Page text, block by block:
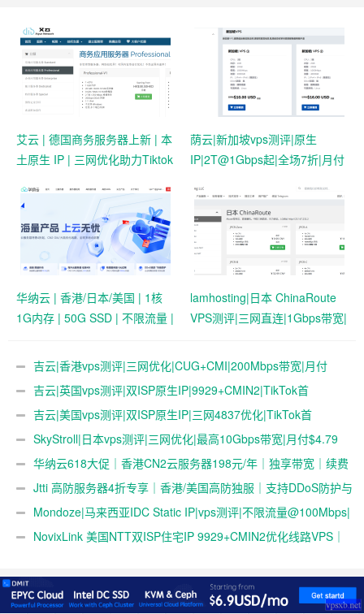
艾云 | 德国商务服务器上新 | 本
土原生 IP | 三网优化助力Tiktok
荫云|新加坡vps测评|原生
IP|2T@1Gbps起|全场7折|月付
连
华纳云 | 香港/日本/美国 | 1核
1G内存 | 50G SSD | 不限流量 |
lamhosting|日本 ChinaRoute
VPS测评|三网直连|1Gbps带宽|
&ChatGPT
吉云|香港vps测评|三网优化|CUG+CMI|200Mbps带宽|月付
￥42吉云|英国vps测评|双ISP原生IP|9929+CMIN2|TikTok首
选|1T@1Gbps|月付￥47
吉云|美国vps测评|双ISP原生IP|三网4837优化|TikTok首
选|1T@1Gbps|月付￥42
SkyStroll|日本vps测评|三网优化|最高10Gbps带宽|月付$4.79
起 华纳云618大促｜香港CN2云服务器198元/年｜独享带宽｜续费
同价Jtti 高防服务器4折专享｜香港/美国高防独服｜支持DDoS防护与
压力测试
Mondoze|马来西亚IDC Static IP|vps测评|不限流量@100Mbps|
解锁奈飞&tiktok&chatgpt|电信直连
NovixLink 美国NTT双ISP住宅IP 9929+CMIN2优化线路VPS｜